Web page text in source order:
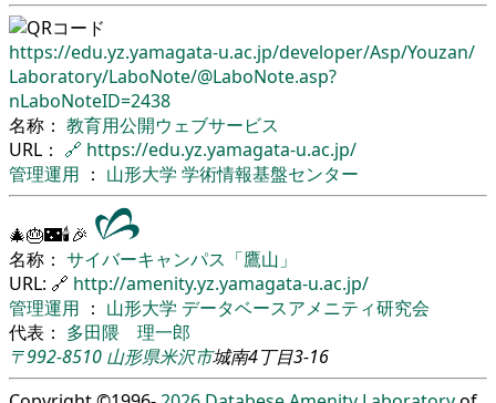
https://edu.yz.yamagata-u.ac.jp/developer/Asp/Youzan/
Laboratory/LaboNote/@LaboNote.asp?
nLaboNoteID=2438
名称： 教育用公開ウェブサービス
URL： 🔗 https://edu.yz.yamagata-u.ac.jp/
管理運用 ： 山形大学 学術情報基盤センター
🎄🎂🌃🕯🎉
名称： サイバーキャンパス「鷹山」
URL: 🔗 http://amenity.yz.yamagata-u.ac.jp/
管理運用 ： 山形大学 データベースアメニティ研究会
代表： 多田隈 理一郎
〒992-8510 山形県米沢市城南4丁目3-16